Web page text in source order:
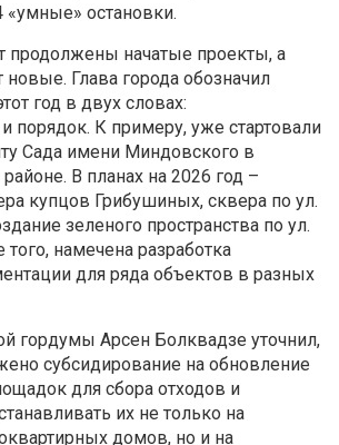
остановки.
продолжены начатые проекты, а
Глава города обозначил
год в двух словах:
и порядок. К примеру, уже стартовали
Сада имени Миндовского в
В планах на 2026 год –
купцов Грибушиных, сквера по ул.
зеленого пространства по ул.
того, намечена разработка
для ряда объектов в разных
гордумы Арсен Болквадзе уточнил,
субсидирование на обновление
для сбора отходов и
их не только на
домов, но и на